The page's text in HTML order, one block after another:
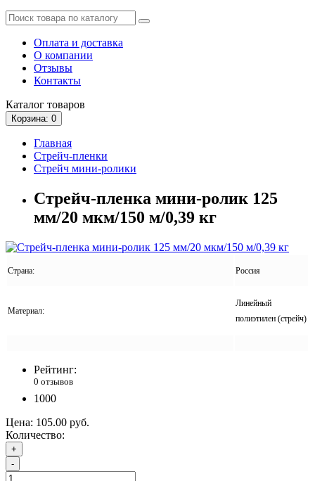
Оплата и доставка
О компании
Отзывы
Контакты
Каталог товаров
Корзина: 0
Главная
Стрейч-пленки
Стрейч мини-ролики
Стрейч-пленка мини-ролик 125
мм/20 мкм/150 м/0,39 кг
Страна: Россия
Материал:
Линейный
полиэтилен (стрейч)
Рейтинг:
0 отзывов
1000
Цена: 105.00 руб.
Количество:
+
-